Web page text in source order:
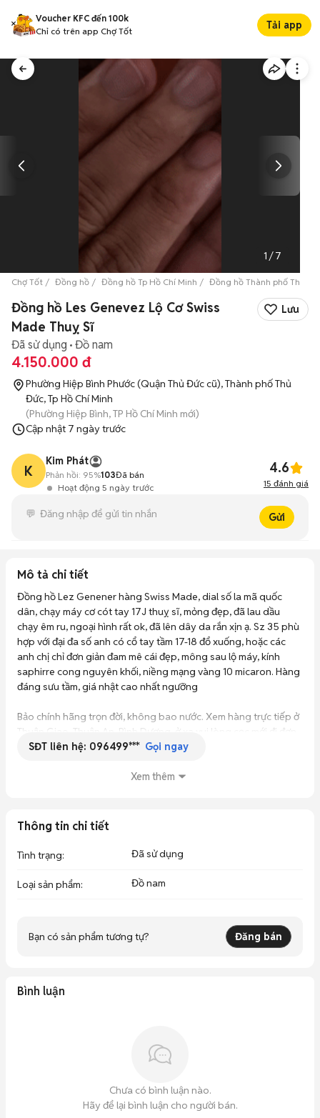
Voucher KFC đến 100k
Chỉ có trên app Chợ Tốt
Tải app
1 /7
Chợ Tốt Đồng hồ Đồng hồ Tp Hồ Chí Minh Đồng hồ Thành phố Thủ
Đồng hồ Les Genevez Lộ Cơ Swiss
Made Thuỵ Sĩ
Lưu
Đã sử dụng Đồ nam
4.150.000 đ
Phường Hiệp Bình Phước (Quận Thủ Đức cũ), Thành phố Thủ
Đức, Tp Hồ Chí Minh
(Phường Hiệp Bình, TP Hồ Chí Minh mới)
Cập nhật 7 ngày trước
K
Kim Phát
Hoạt động 5 ngày trước
Phản hồi: 95%103Đã bán 4.6
15 đánh giá
Gửi
Mô tả chi tiết
Đồng hồ Lez Genener hàng Swiss Made, dial số la mã quốc
dân, chạy máy cơ cót tay 17J thuỵ sĩ, mỏng đẹp, đã lau dầu
chạy êm ru, ngoại hình rất ok, đã lên dây da rắn xịn ạ. Sz 35 phù
hợp với đại đa số anh có cổ tay tầm 17-18 đổ xuống, hoặc các
anh chị chỉ đơn giản đam mê cái đẹp, mông sau lộ máy, kính
saphirre cong nguyên khối, niềng mạng vàng 10 micaron. Hàng
đáng sưu tầm, giá nhật cao nhất ngưỡng
Bảo chính hãng trọn đời, không bao nước. Xem hàng trực tiếp ở
Thuận Giao, Thuận An, Bình Dương, ở xa vui lòng cọc mới đi đơn.
Em cảm ơn t
SĐT liên hệ: 096499*** Gọi ngay
Xem thêm
Thông tin chi tiết
Tình trạng: Đã sử dụng
Loại sản phẩm: Đồ nam
Bạn có sản phẩm tương tự? Đăng bán
Bình luận
Chưa có bình luận nào.
Hãy để lại bình luận cho người bán.